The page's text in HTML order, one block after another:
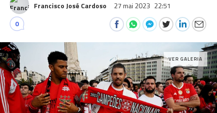
Francisco José Cardoso 27 mai 2023 22:51
0
VER GALERIA